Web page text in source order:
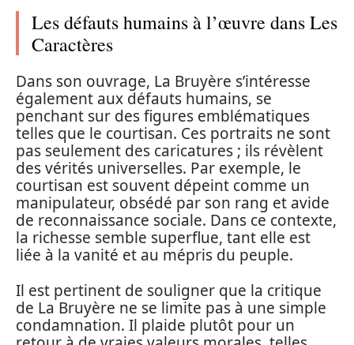
Les défauts humains à l’œuvre dans Les
Caractères
Dans son ouvrage, La Bruyère s’intéresse
également aux défauts humains, se
penchant sur des figures emblématiques
telles que le courtisan. Ces portraits ne sont
pas seulement des caricatures ; ils révèlent
des vérités universelles. Par exemple, le
courtisan est souvent dépeint comme un
manipulateur, obsédé par son rang et avide
de reconnaissance sociale. Dans ce contexte,
la richesse semble superflue, tant elle est
liée à la vanité et au mépris du peuple.
Il est pertinent de souligner que la critique
de La Bruyère ne se limite pas à une simple
condamnation. Il plaide plutôt pour un